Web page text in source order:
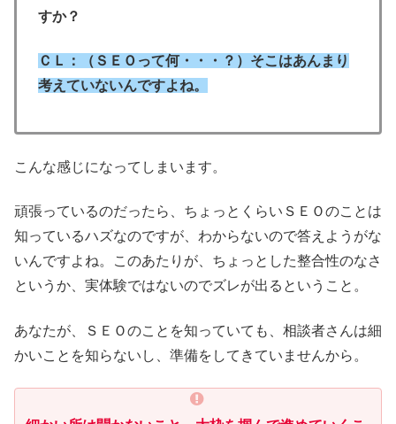
すか？
ＣＬ：（ＳＥＯって何・・・？）そこはあんまり
考えていないんですよね。
こんな感じになってしまいます。
頑張っているのだったら、ちょっとくらいＳＥＯのことは
知っているハズなのですが、わからないので答えようがな
いんですよね。このあたりが、ちょっとした整合性のなさ
というか、実体験ではないのでズレが出るということ。
あなたが、ＳＥＯのことを知っていても、相談者さんは細
かいことを知らないし、準備をしてきていませんから。